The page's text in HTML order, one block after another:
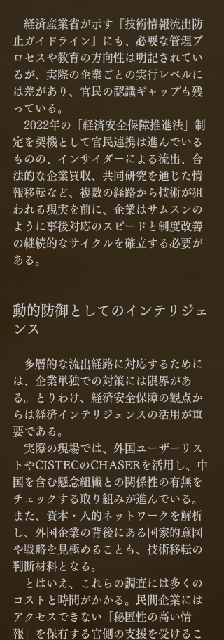
経済産業省が示す『技術情報流出防
止ガイドライン』にも、必要な管理プ
ロセスや教育の方向性は明記されてい
るが、実際の企業ごとの実行レベルに
は差があり、官民の認識ギャップも残
っている。
2022年の「経済安全保障推進法」制
定を契機として官民連携は進んでいる
ものの、インサイダーによる流出、合
法的な企業買収、共同研究を通じた情
報移転など、複数の経路から技術が狙
われる現実を前に、企業はサムスンの
ように事後対応のスピードと制度改善
の継続的なサイクルを確立する必要が
ある。
動的防御としてのインテリジェ
ンス
多層的な流出経路に対応するために
は、企業単独での対策には限界があ
る。とりわけ、経済安全保障の観点か
らは経済インテリジェンスの活用が重
要である。
実際の現場では、外国ユーザーリス
トやCISTECのCHASERを活用し、中
国を含む懸念組織との関係性の有無を
チェックする取り組みが進んでいる。
また、資本・人的ネットワークを解析
し、外国企業の背後にある国家的意図
や戦略を見極めることも、技術移転の
判断材料となる。
とはいえ、これらの調査には多くの
コストと時間がかかる。民間企業には
アクセスできない「秘匿性の高い情
報」を保有する官側の支援を受けるこ